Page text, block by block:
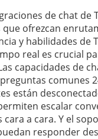
de chat de
que ofrezcan
y habilidades de
real es crucial
capacidades de
comunes
están
escalar
a cara. Y el
responder